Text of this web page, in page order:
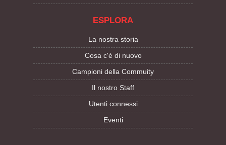
ESPLORA
La nostra storia
Cosa c'è di nuovo
Campioni della Commuity
Il nostro Staff
Utenti connessi
Eventi